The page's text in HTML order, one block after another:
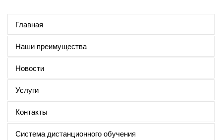
Главная
Наши преимущества
Новости
Услуги
Контакты
Система дистанционного обучения